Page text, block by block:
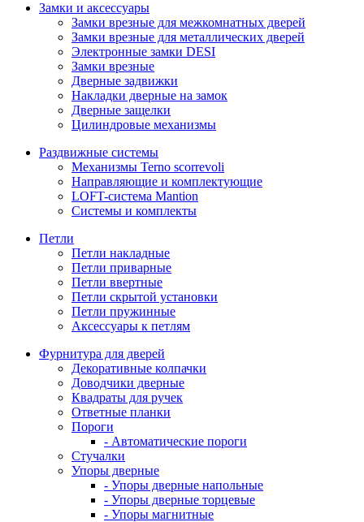
Замки и аксессуары
Замки врезные для межкомнатных дверей
Замки врезные для металлических дверей
Электронные замки DESI
Замки врезные
Дверные задвижки
Накладки дверные на замок
Дверные защелки
Цилиндровые механизмы
Раздвижные системы
Механизмы Terno scorrevoli
Направляющие и комплектующие
LOFT-cистема Mantion
Системы и комплекты
Петли
Петли накладные
Петли приварные
Петли ввертные
Петли скрытой установки
Петли пружинные
Аксессуары к петлям
Фурнитура для дверей
Декоративные колпачки
Доводчики дверные
Квадраты для ручек
Ответные планки
Пороги
- Автоматические пороги
Стучалки
Упоры дверные
- Упоры дверные напольные
- Упоры дверные торцевые
- Упоры магнитные